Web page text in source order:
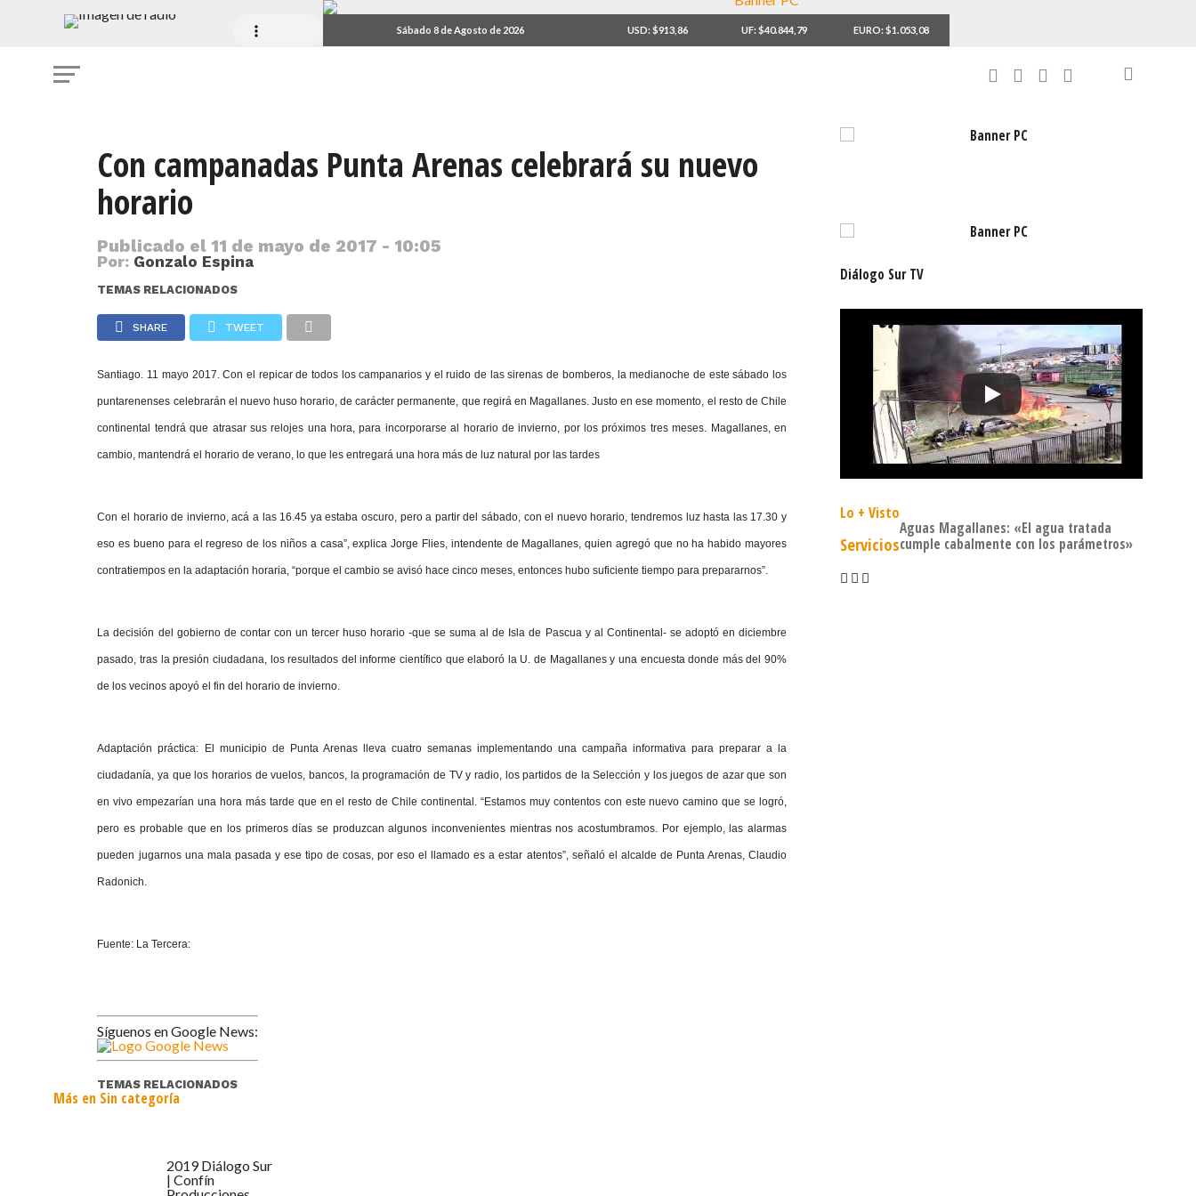
Sábado 8 de Agosto de 2026 USD: $913,86 UF: $40.844,79 EURO: $1.053,08
Con campanadas Punta Arenas celebrará su nuevo
horario
Publicado el 11 de mayo de 2017 - 10:05
Por: Gonzalo Espina
TEMAS RELACIONADOS
SHARE TWEET
Santiago. 11 mayo 2017. Con el repicar de todos los campanarios y el ruido de las sirenas de bomberos, la medianoche de este sábado los
puntarenenses celebrarán el nuevo huso horario, de carácter permanente, que regirá en Magallanes. Justo en ese momento, el resto de Chile
continental tendrá que atrasar sus relojes una hora, para incorporarse al horario de invierno, por los próximos tres meses. Magallanes, en
cambio, mantendrá el horario de verano, lo que les entregará una hora más de luz natural por las tardes
Con el horario de invierno, acá a las 16.45 ya estaba oscuro, pero a partir del sábado, con el nuevo horario, tendremos luz hasta las 17.30 y
eso es bueno para el regreso de los niños a casa”, explica Jorge Flies, intendente de Magallanes, quien agregó que no ha habido mayores
contratiempos en la adaptación horaria, “porque el cambio se avisó hace cinco meses, entonces hubo suficiente tiempo para prepararnos”.
La decisión del gobierno de contar con un tercer huso horario -que se suma al de Isla de Pascua y al Continental- se adoptó en diciembre
pasado, tras la presión ciudadana, los resultados del informe científico que elaboró la U. de Magallanes y una encuesta donde más del 90%
de los vecinos apoyó el fin del horario de invierno.
Adaptación práctica: El municipio de Punta Arenas lleva cuatro semanas implementando una campaña informativa para preparar a la
ciudadanía, ya que los horarios de vuelos, bancos, la programación de TV y radio, los partidos de la Selección y los juegos de azar que son
en vivo empezarían una hora más tarde que en el resto de Chile continental. “Estamos muy contentos con este nuevo camino que se logró,
pero es probable que en los primeros días se produzcan algunos inconvenientes mientras nos acostumbramos. Por ejemplo, las alarmas
pueden jugarnos una mala pasada y ese tipo de cosas, por eso el llamado es a estar atentos”, señaló el alcalde de Punta Arenas, Claudio
Radonich.
Fuente: La Tercera:
Síguenos en Google News:
TEMAS RELACIONADOS
Más en Sin categoría
Diálogo Sur TV
Lo + Visto
Servicios
Aguas Magallanes: «El agua tratada
cumple cabalmente con los parámetros»
2019 Diálogo Sur
| Confín